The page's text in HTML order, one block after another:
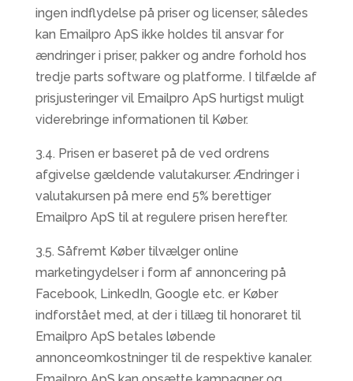
ingen indflydelse på priser og licenser, således
kan Emailpro ApS ikke holdes til ansvar for
ændringer i priser, pakker og andre forhold hos
tredje parts software og platforme. I tilfælde af
prisjusteringer vil Emailpro ApS hurtigst muligt
viderebringe informationen til Køber.
3.4. Prisen er baseret på de ved ordrens
afgivelse gældende valutakurser. Ændringer i
valutakursen på mere end 5% berettiger
Emailpro ApS til at regulere prisen herefter.
3.5. Såfremt Køber tilvælger online
marketingydelser i form af annoncering på
Facebook, LinkedIn, Google etc. er Køber
indforstået med, at der i tillæg til honoraret til
Emailpro ApS betales løbende
annonceomkostninger til de respektive kanaler.